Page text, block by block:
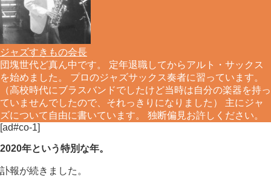
ジャズすきもの会長
団塊世代ど真ん中です。 定年退職してからアルト・サックス
を始めました。 プロのジャズサックス奏者に習っています。
（高校時代にブラスバンドでしたけど当時は自分の楽器を持っ
ていませんでしたので、それっきりになりました） 主にジャ
ズについて自由に書いています。 独断偏見お許しください。
[ad#co-1]
2020年という特別な年。
訃報が続きました。